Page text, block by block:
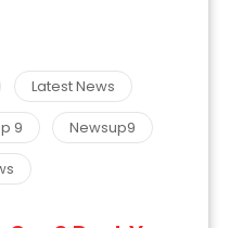
Latest News
9
Newsup9